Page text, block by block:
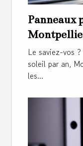
Panneaux
pour ce
Le saviez-vos
soleil par an,
les...